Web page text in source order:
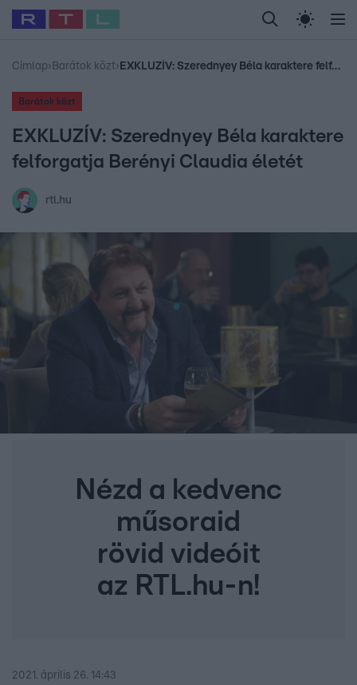
Legfrissebb RTL Híradó Randi Celeb vagyok,
Babits Marcella Most Wanted Gallusz
Címlap› Barátok közt› EXKLUZÍV: Szerednyey Béla karaktere felforgatja Berényi Claudia életét
Barátok közt
EXKLUZÍV: Szerednyey Béla karaktere
felforgatja Berényi Claudia életét
rtl.hu
Nézd a kedvenc
műsoraid
rövid videóit
az RTL.hu-n!
2021. április 26. 14:43